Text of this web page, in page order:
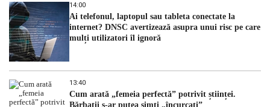
14:00
Ai telefonul, laptopul sau tableta conectate la
internet? DNSC avertizează asupra unui risc pe care
mulți utilizatori îl ignoră
13:40
Cum arată „femeia perfectă” potrivit științei.
Bărbații s-ar putea simți „încurcați”